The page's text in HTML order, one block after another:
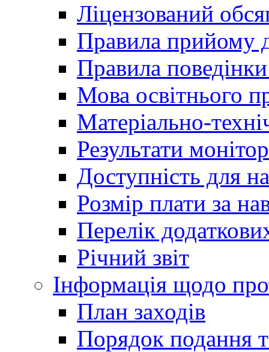
Ліцензований
Правила прийому
Правила
Мова освітнього
Матеріально-
Результати
Доступність для
Розмір плати за
Перелік
Річний звіт
Інформація щодо
План заходів
Порядок подання